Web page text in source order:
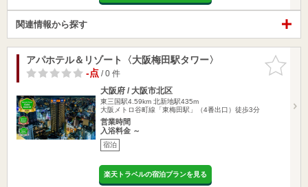
関連情報から探す
お気に入
りに追加
アパホテル＆リゾート〈大阪梅田駅タワー〉
-点/ 0 件
大阪府 / 大阪市北区
東三国駅4.59km 北新地駅435m
大阪メトロ谷町線「東梅田駅」（4番出口）徒歩3分
営業時間
入浴料金 ～
宿泊
楽天トラベルの宿泊プランを見る